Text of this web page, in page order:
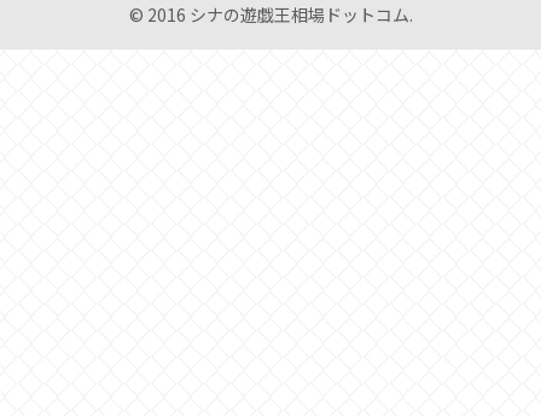
© 2016 シナの遊戯王相場ドットコム.